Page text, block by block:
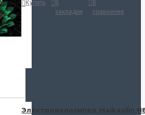
Купить
В
закладки
В
сравнение
Электровелосипед Maikaolin